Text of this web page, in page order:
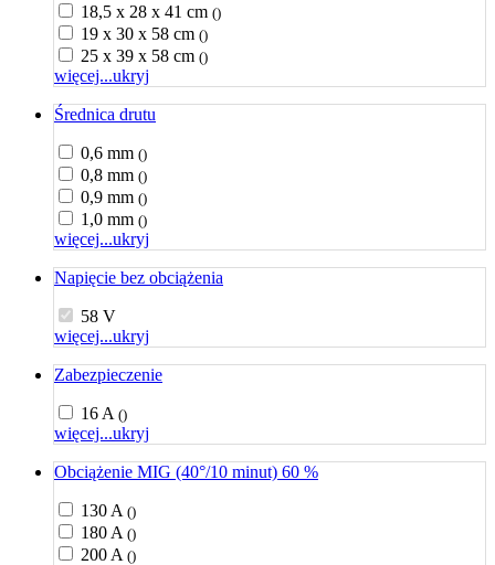
18,5 x 28 x 41 cm ()
19 x 30 x 58 cm ()
25 x 39 x 58 cm ()
więcej...ukryj
Średnica drutu
0,6 mm ()
0,8 mm ()
0,9 mm ()
1,0 mm ()
więcej...ukryj
Napięcie bez obciążenia
58 V
więcej...ukryj
Zabezpieczenie
16 A ()
więcej...ukryj
Obciążenie MIG (40°/10 minut) 60 %
130 A ()
180 A ()
200 A ()